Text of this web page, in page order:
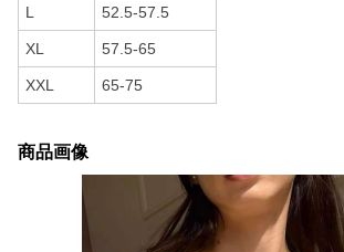
L 52.5-57.5
XL 57.5-65
XXL 65-75
商品画像